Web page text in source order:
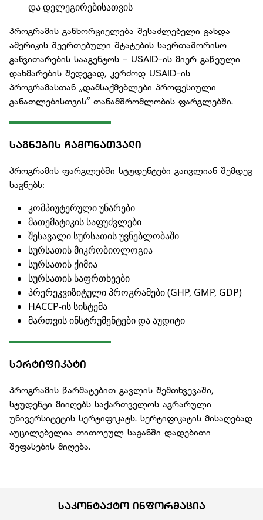
და დელეგირებისათვის
პროგრამის განხორციელება შესაძლებელი გახდა
ამერიკის შეერთებული შტატების საერთაშორისო
განვითარების სააგენტოს - USAID-ის მიერ გაწეული
დახმარების შედეგად, კერძოდ USAID-ის
პროგრამასთან „დამსაქმებლები პროფესიული
განათლებისთვის“ თანამშრომლობის ფარგლებში.
ᲡᲐᲒᲜᲔᲑᲘᲡ ᲩᲐᲛᲝᲜᲐᲗᲕᲐᲚᲘ
პროგრამის ფარგლებში სტუდენტები გაივლიან შემდეგ
საგნებს:
კომპიუტერული უნარები
მათემატიკის საფუძვლები
შესავალი სურსათის უვნებლობაში
სურსათის მიკრობიოლოგია
სურსათის ქიმია
სურსათის საფრთხეები
პრერეკვიზიტული პროგრამები (GHP, GMP, GDP)
HACCP-ის სისტემა
მართვის ინსტრუმენტები და აუდიტი
ᲡᲔᲠᲢᲘᲤᲘᲙᲐᲢᲘ
პროგრამის წარმატებით გავლის შემთხვევაში,
სტუდენტი მიიღებს საქართველოს აგრარული
უნივერსიტეტის სერტიფიკატს. სერტიფიკატის მისაღებად
აუცილებელია თითოეულ საგანში დადებითი
შეფასების მიღება.
ᲡᲐᲙᲝᲜᲢᲐᲥᲢᲝ ᲘᲜᲤᲝᲠᲛᲐᲪᲘᲐ